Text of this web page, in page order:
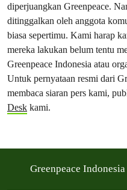
diperjuangkan Greenpeace.
ditinggalkan oleh anggota
biasa sepertimu. Kami harap
mereka lakukan belum tentu
Greenpeace Indonesia atau
Untuk pernyataan resmi dari
membaca siaran pers kami,
Desk kami.
Greenpeace Indonesia